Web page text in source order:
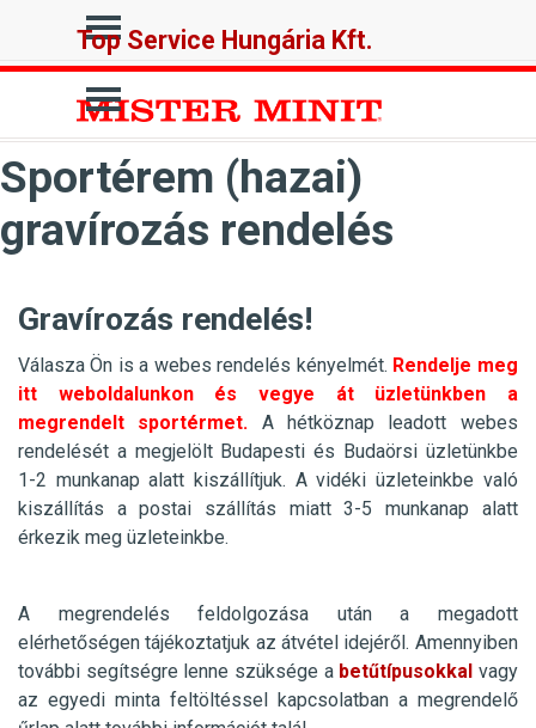
Ugrás a menüre
Top Service Hungária Kft.
Ugrás a menüre
Sportérem (hazai)
gravírozás rendelés
Gravírozás rendelés!
Válasza Ön is a webes rendelés kényelmét. Rendelje meg
itt weboldalunkon és vegye át üzletünkben a
megrendelt sportérmet.
A hétköznap leadott webes
rendelését a megjelölt Budapesti és Budaörsi üzletünkbe
1-2 munkanap alatt kiszállítjuk. A vidéki üzleteinkbe való
kiszállítás a postai szállítás miatt 3-5 munkanap alatt
érkezik meg üzleteinkbe.
A megrendelés feldolgozása után a megadott
elérhetőségen tájékoztatjuk az átvétel idejéről. Amennyiben
további segítségre lenne szüksége a betűtípusokkal vagy
az egyedi minta feltöltéssel kapcsolatban a megrendelő